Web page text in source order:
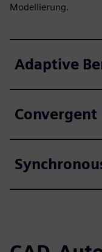
Modellierung.
Adaptive